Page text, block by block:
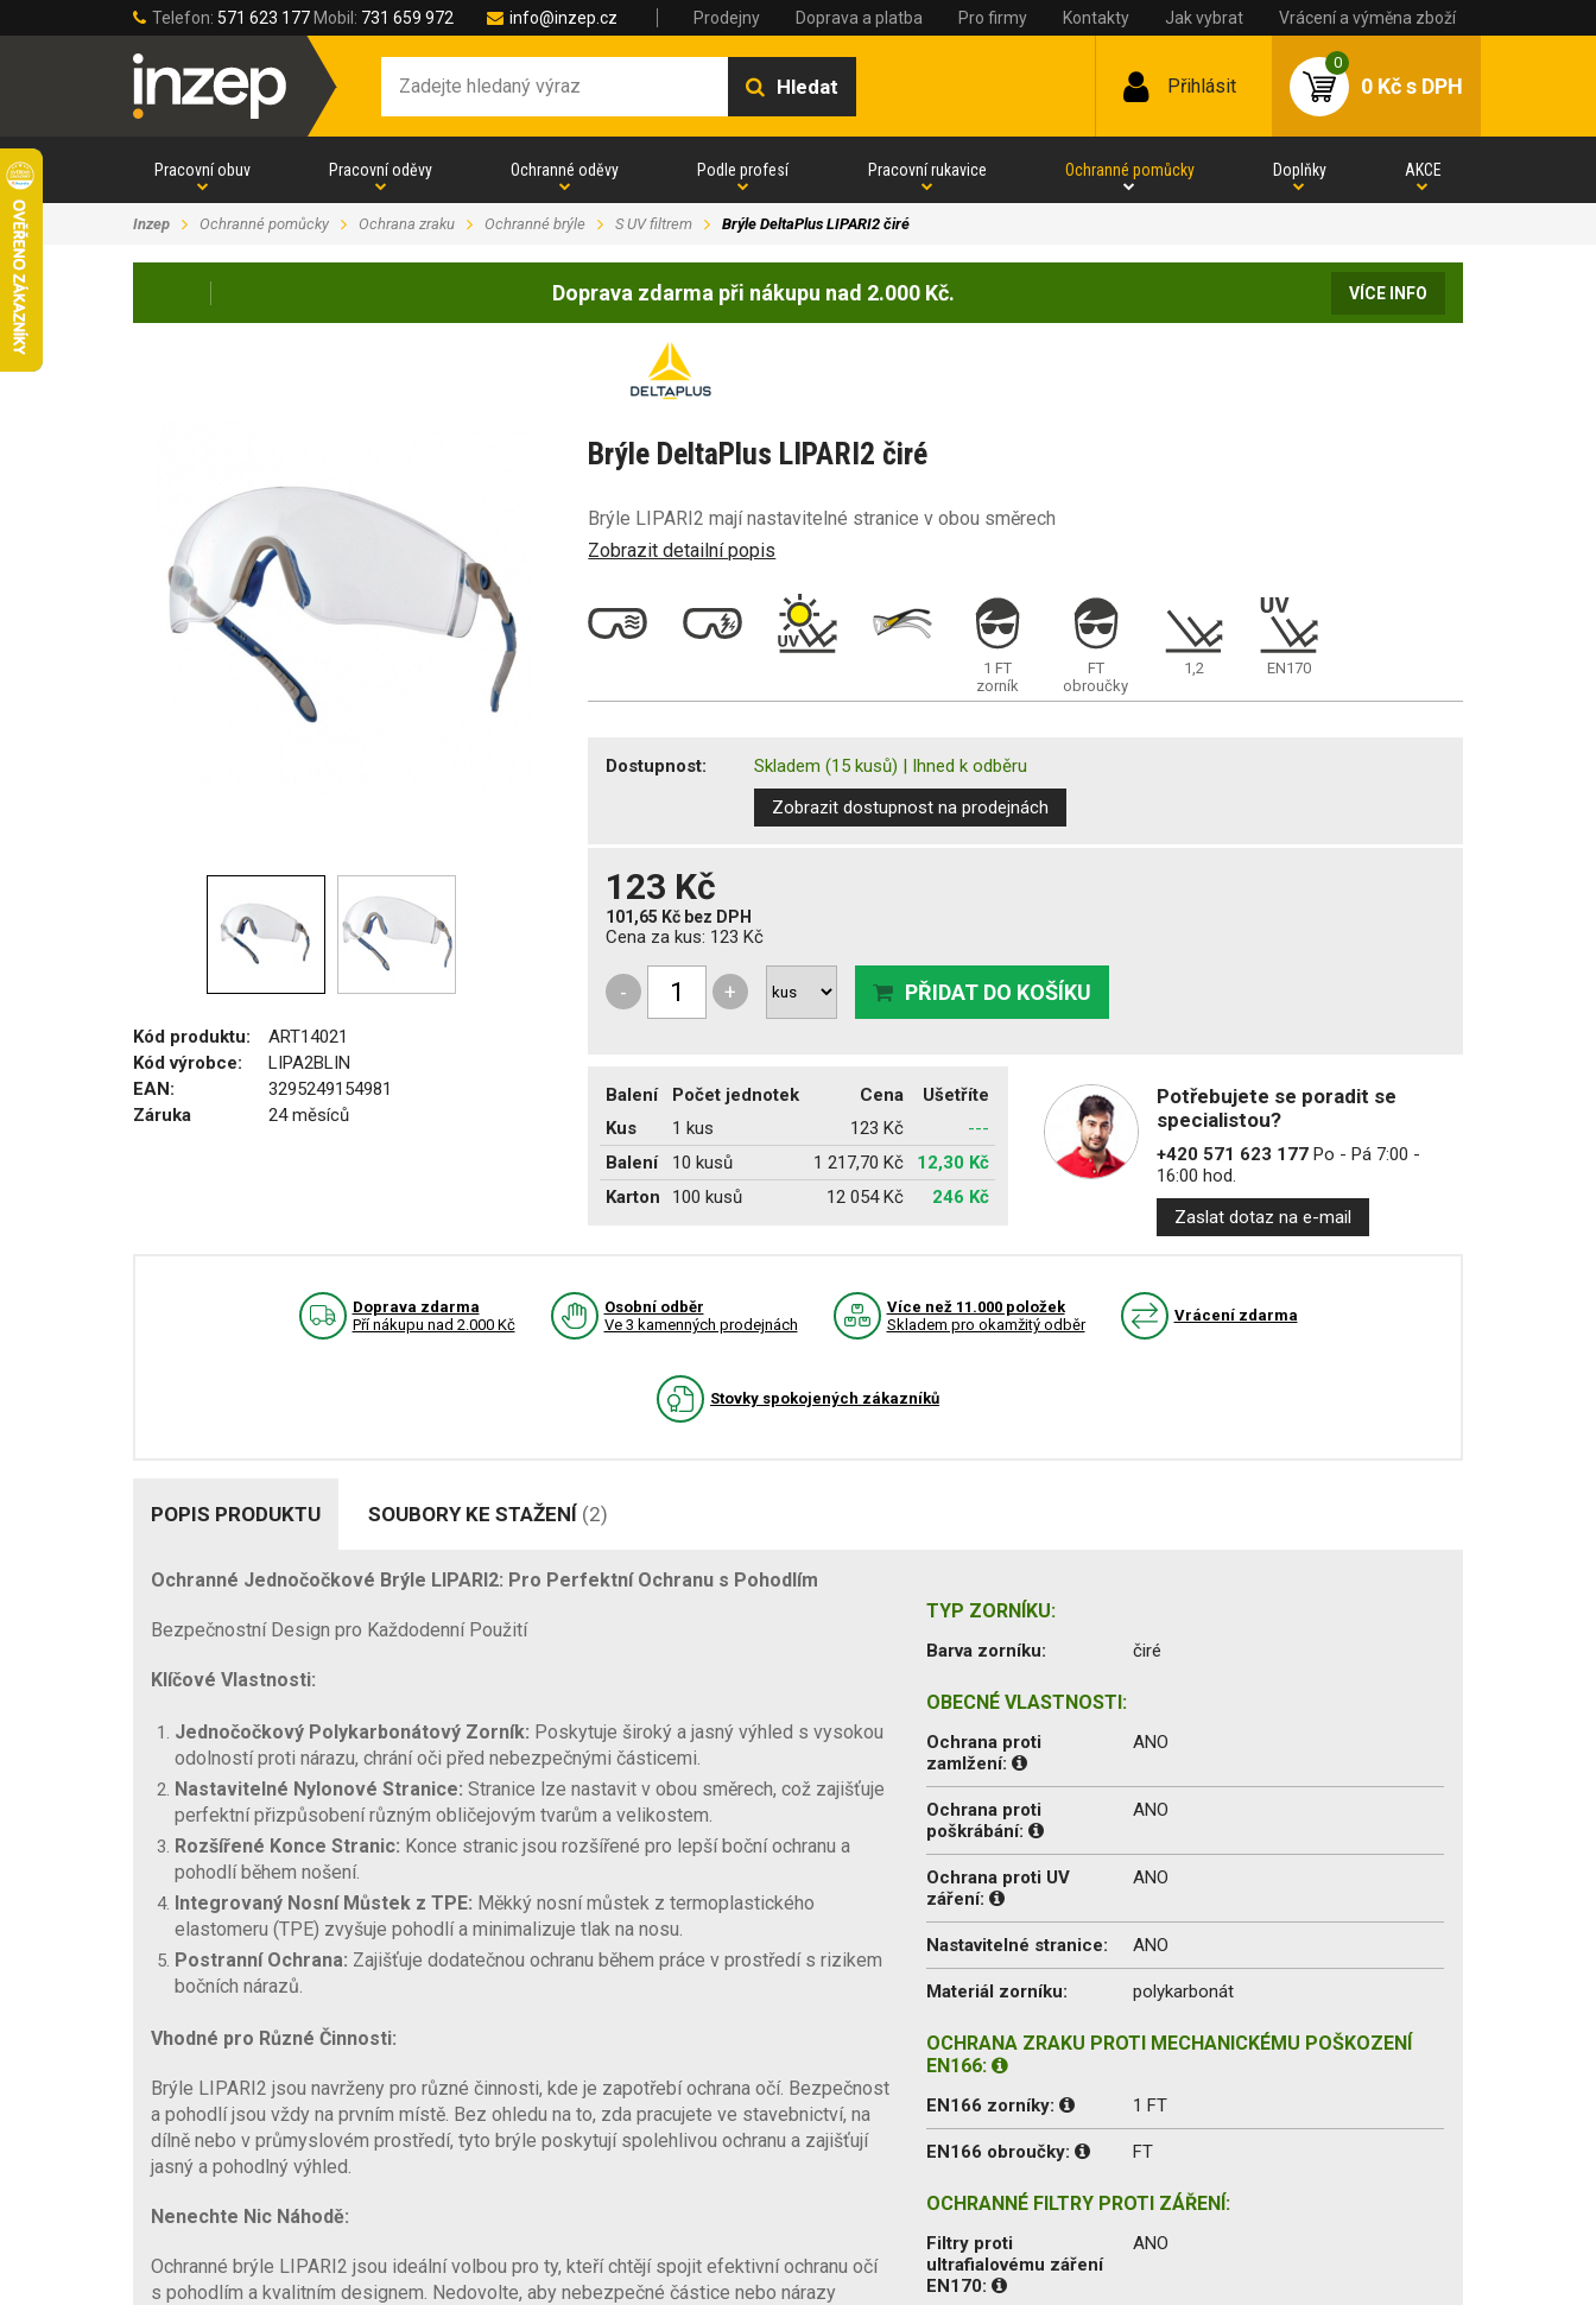
Telefon: 571 623 177 Mobil: 731 659 972 info@inzep.cz Prodejny Doprava a platba Pro firmy Kontakty Jak vybrat Vrácení a výměna zboží
Hledat Přihlásit
0
0 Kčs DPH
Pracovní obuv Pracovní oděvy Ochranné oděvy Podle profesí Pracovní rukavice Ochranné pomůcky Doplňky AKCE
Inzep Ochranné pomůcky Ochrana zraku Ochranné brýle S UV filtrem Brýle DeltaPlus LIPARI2 čiré
Doprava zdarma při nákupu nad 2.000 Kč. VÍCE INFO
Kód produktu:
ART14021
Kód výrobce:
LIPA2BLIN
EAN:
3295249154981
Záruka
24 měsíců
Brýle DeltaPlus LIPARI2 čiré
Brýle LIPARI2 mají nastavitelné stranice v obou směrech
Zobrazit detailní popis
1 FT
zorník
FT
obroučky
1,2 EN170
Dostupnost: Skladem (15 kusů) | Ihned k odběru
Zobrazit dostupnost na prodejnách
123 Kč
101,65 Kč bez DPH
Cena za kus: 123 Kč
- + PŘIDAT DO KOŠÍKU
Balení Počet jednotek Cena
Ušetříte
Kus
1 kus 123 Kč
---
Balení
10 kusů 1 217,70 Kč
12,30 Kč
Karton
100 kusů 12 054 Kč 246 Kč
Potřebujete se poradit se
specialistou?
+420 571 623 177Po - Pá 7:00 -
16:00 hod.
Zaslat dotaz na e-mail
Doprava zdarma
Pří nákupu nad 2.000 Kč
Osobní odběr
Ve 3 kamenných prodejnách
Více než 11.000 položek
Skladem pro okamžitý odběr
Vrácení zdarma
Stovky spokojených zákazníků
POPIS PRODUKTU SOUBORY KE STAŽENÍ (2)
Ochranné Jednočočkové Brýle LIPARI2: Pro Perfektní Ochranu s Pohodlím
Bezpečnostní Design pro Každodenní Použití
Klíčové Vlastnosti:
Jednočočkový Polykarbonátový Zorník: Poskytuje široký a jasný výhled s vysokou
odolností proti nárazu, chrání oči před nebezpečnými částicemi.
Nastavitelné Nylonové Stranice: Stranice lze nastavit v obou směrech, což zajišťuje
perfektní přizpůsobení různým obličejovým tvarům a velikostem.
Rozšířené Konce Stranic: Konce stranic jsou rozšířené pro lepší boční ochranu a
pohodlí během nošení.
Integrovaný Nosní Můstek z TPE: Měkký nosní můstek z termoplastického
elastomeru (TPE) zvyšuje pohodlí a minimalizuje tlak na nosu.
Postranní Ochrana: Zajišťuje dodatečnou ochranu během práce v prostředí s rizikem
bočních nárazů.
Vhodné pro Různé Činnosti:
Brýle LIPARI2 jsou navrženy pro různé činnosti, kde je zapotřebí ochrana očí. Bezpečnost
a pohodlí jsou vždy na prvním místě. Bez ohledu na to, zda pracujete ve stavebnictví, na
dílně nebo v průmyslovém prostředí, tyto brýle poskytují spolehlivou ochranu a zajišťují
jasný a pohodlný výhled.
Nenechte Nic Náhodě:
Ochranné brýle LIPARI2 jsou ideální volbou pro ty, kteří chtějí spojit efektivní ochranu očí
s pohodlím a kvalitním designem. Nedovolte, aby nebezpečné částice nebo nárazy
TYP ZORNÍKU:
Barva zorníku: čiré
OBECNÉ VLASTNOSTI:
Ochrana proti
zamlžení:
ANO
Ochrana proti
poškrábání:
ANO
Ochrana proti UV
záření:
ANO
Nastavitelné stranice: ANO
Materiál zorníku: polykarbonát
OCHRANA ZRAKU PROTI MECHANICKÉMU POŠKOZENÍ
EN166:
EN166 zorníky: 1 FT
EN166 obroučky: FT
OCHRANNÉ FILTRY PROTI ZÁŘENÍ:
Filtry proti
ultrafialovému záření
EN170:
ANO